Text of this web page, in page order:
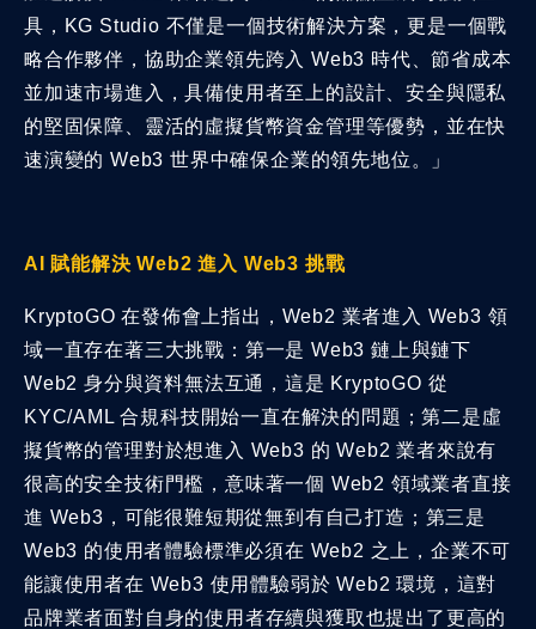
具，KG Studio 不僅是一個技術解決方案，更是一個戰
略合作夥伴，協助企業領先跨入 Web3 時代、節省成本
並加速市場進入，具備使用者至上的設計、安全與隱私
的堅固保障、靈活的虛擬貨幣資金管理等優勢，並在快
速演變的 Web3 世界中確保企業的領先地位。」
AI 賦能解決 Web2 進入 Web3 挑戰
KryptoGO 在發佈會上指出，Web2 業者進入 Web3 領
域一直存在著三大挑戰：第一是 Web3 鏈上與鏈下
Web2 身分與資料無法互通，這是 KryptoGO 從
KYC/AML 合規科技開始一直在解決的問題；第二是虛
擬貨幣的管理對於想進入 Web3 的 Web2 業者來說有
很高的安全技術門檻，意味著一個 Web2 領域業者直接
進 Web3，可能很難短期從無到有自己打造；第三是
Web3 的使用者體驗標準必須在 Web2 之上，企業不可
能讓使用者在 Web3 使用體驗弱於 Web2 環境，這對
品牌業者面對自身的使用者存續與獲取也提出了更高的